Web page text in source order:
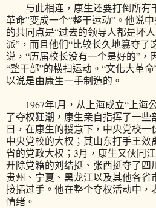
与此相连，康生还要打倒所有
革命”变成一个“整干运动”。他说
的共同点是“过去的领导人都是坏
派”，而且他们“比较长久地篡夺了
说，“历届校长没有一个是好的”，
“整干部”的横扫运动。“文化大革
以说是由康生一手制造的。
1967年l月，从上海成立“上海
了夺权狂潮，康生亲自指挥了一些
日，在康生的授意下，中央党校一
中央党校的大权；其山东打手王效
省的党政大权；3月，康生又伙同
开除党籍的刘结挺、张西挺夺了四
贵州、宁夏、黑龙江以及其他各省
接插过手。他在整个夺权活动中，
情绪。